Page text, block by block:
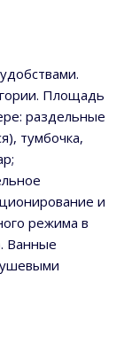
Площадь
раздельные
тумбочка,
и
режима в
Ванные